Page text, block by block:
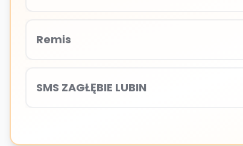
Remis
SMS ZAGŁĘBIE LUBIN